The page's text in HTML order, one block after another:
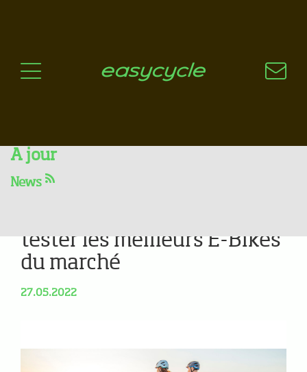
Les choix technologiques
A jour
News
tester les meilleurs E-Bikes
du marché
27.05.2022